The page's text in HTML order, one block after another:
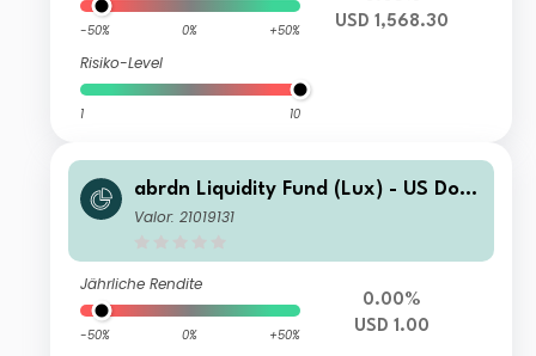
-50% 0% +50%
Risiko-Level
1 10
USD 1,568.30
abrdn Liquidity Fund (Lux) - US Dolla
r Fund L-1 Inc USD
Valor: 21019131
Jährliche Rendite
-50% 0% +50%
0.00%
USD 1.00